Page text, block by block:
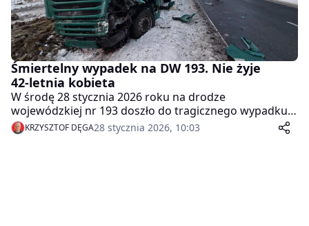
Śmiertelny wypadek na DW 193. Nie żyje
42-letnia kobieta
W środę 28 stycznia 2026 roku na drodze
wojewódzkiej nr 193 doszło do tragicznego wypadku.
Samochód osobowy zderzył się czołowo z ciężarówką.
Zginęła 42-letnia kobieta, a dwoje małych dzieci trafiło
KRZYSZTOF DĘGA28 stycznia 2026, 10:03